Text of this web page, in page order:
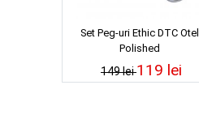
Set Peg-uri Ethic DTC Otel
Polished
149 lei119 lei